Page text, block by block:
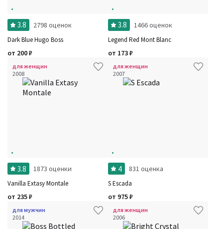
3.8 2798 оценок
Dark Blue Hugo Boss
от 200₽
3.8 1466 оценок
Legend Red Mont Blanc
от 173₽
для женщин
2008
3.8 1873 оценки
Vanilla Extasy Montale
от 235₽
для женщин
2007
4 831 оценка
S Escada
от 975₽
для мужчин
2014
для женщин
2006